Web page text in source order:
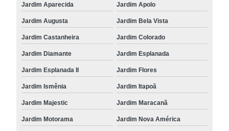
Jardim Aparecida Jardim Apolo
Jardim Augusta Jardim Bela Vista
Jardim Castanheira Jardim Colorado
Jardim Diamante Jardim Esplanada
Jardim Esplanada II Jardim Flores
Jardim Ismênia Jardim Itapoã
Jardim Majestic Jardim Maracanã
Jardim Motorama Jardim Nova América